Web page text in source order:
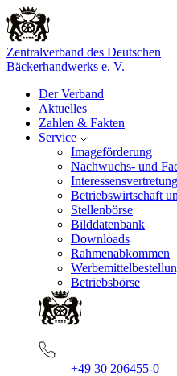
Zentralverband des Deutschen
Bäckerhandwerks e. V.
Der Verband
Aktuelles
Zahlen & Fakten
Service
Imageförderung
Nachwuchs- und
Betriebswirtschaft
Stellenbörse
Bilddatenbank
Downloads
Rahmenabkommen
Betriebsbörse
+49 30 206455-0